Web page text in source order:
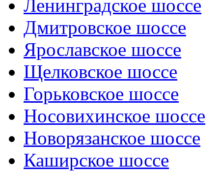
Ленинградское шоссе
Дмитровское шоссе
Ярославское шоссе
Щелковское шоссе
Горьковское шоссе
Носовихинское шоссе
Новорязанское шоссе
Каширское шоссе